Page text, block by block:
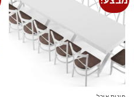
wishlist